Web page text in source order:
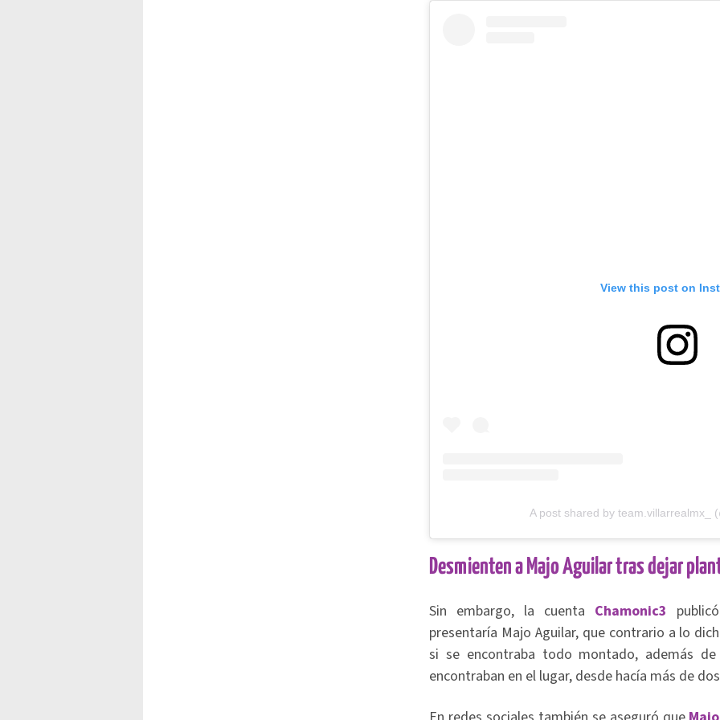
View this post on
A post shared by team.villarrealmx_
Desmienten a Majo Aguilar tras dejar
Sin embargo, la cuenta Chamonic3
presentaría Majo Aguilar, que contrario a lo
si se encontraba todo montado, además
encontraban en el lugar, desde hacía más de